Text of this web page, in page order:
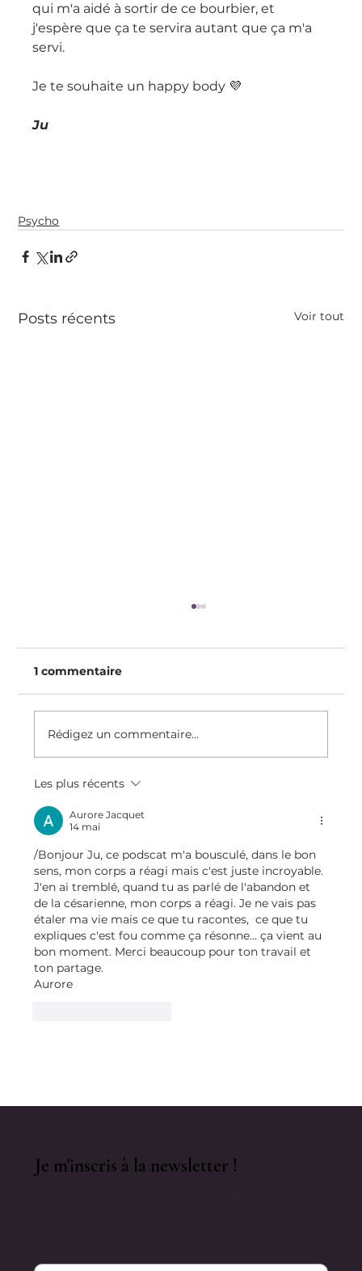
qui m'a aidé à sortir de ce bourbier, et
j'espère que ça te servira autant que ça m'a
servi.
Je te souhaite un happy body 💜
Ju
Psycho
Posts récents Voir tout
manger avec cet audio d'auto-
suggestion 🧠 🎧 😋
1 commentaire
Rédigez un commentaire...
Les plus récents
Aurore Jacquet
14 mai
/Bonjour Ju, ce podscat m'a bousculé, dans le bon
sens, mon corps a réagi mais c'est juste incroyable.
J'en ai tremblé, quand tu as parlé de l'abandon et
de la césarienne, mon corps a réagi. Je ne vais pas
étaler ma vie mais ce que tu racontes,  ce que tu
expliques c'est fou comme ça résonne... ça vient au
bon moment. Merci beaucoup pour ton travail et
ton partage.
Aurore
Je m'inscris à la newsletter !